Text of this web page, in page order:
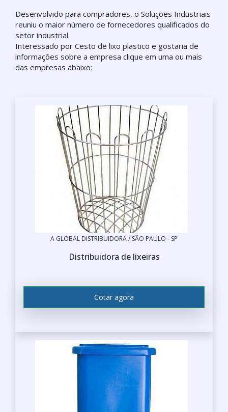
Desenvolvido para compradores, o Soluções Industriais
reuniu o maior número de fornecedores qualificados do
setor industrial.
Interessado por Cesto de lixo plastico e gostaria de
informações sobre a empresa clique em uma ou mais
das empresas abaixo:
A GLOBAL DISTRIBUIDORA / SÃO PAULO - SP
Distribuidora de lixeiras
Cotar agora